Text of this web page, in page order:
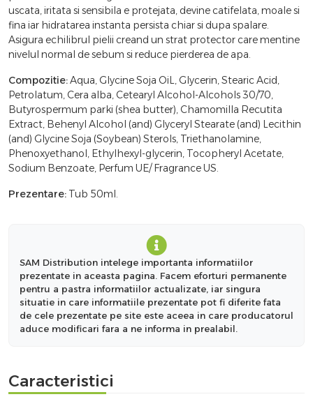
uscata, iritata si sensibila e protejata, devine catifelata, moale si
fina iar hidratarea instanta persista chiar si dupa spalare.
Asigura echilibrul pielii creand un strat protector care mentine
nivelul normal de sebum si reduce pierderea de apa.
Compozitie:Aqua, Glycine Soja OiL, Glycerin, Stearic Acid,
Petrolatum, Cera alba, Cetearyl Alcohol-Alcohols 30/70,
Butyrospermum parki (shea butter), Chamomilla Recutita
Extract, Behenyl Alcohol (and) Glyceryl Stearate (and) Lecithin
(and) Glycine Soja (Soybean) Sterols, Triethanolamine,
Phenoxyethanol, Ethylhexyl-glycerin, Tocopheryl Acetate,
Sodium Benzoate, Perfum UE/ Fragrance US.
Prezentare: Tub 50ml.
SAM Distribution intelege importanta informatiilor
prezentate in aceasta pagina. Facem eforturi permanente
pentru a pastra informatiilor actualizate, iar singura
situatie in care informatiile prezentate pot fi diferite fata
de cele prezentate pe site este aceea in care producatorul
aduce modificari fara a ne informa in prealabil.
Caracteristici